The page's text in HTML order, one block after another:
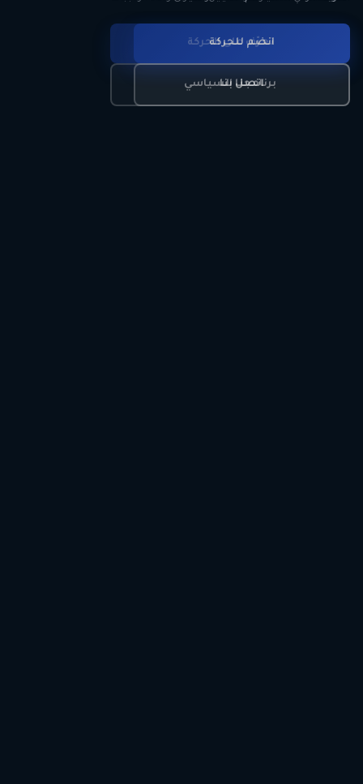
تعرّف على الحركة
برنامجنا السياسي
انضم للحركة
اتصل بنا